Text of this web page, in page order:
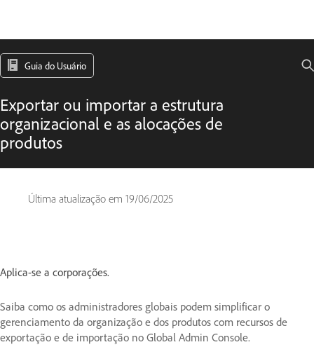
Guia do Usuário
Exportar ou importar a estrutura
organizacional e as alocações de
produtos
Última atualização em 19/06/2025
Aplica-se a corporações.
Saiba como os administradores globais podem simplificar o
gerenciamento da organização e dos produtos com recursos de
exportação e de importação no Global Admin Console.